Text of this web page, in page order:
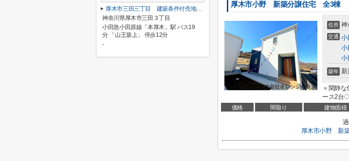
厚木市小野 新築分譲住宅 全3棟
住所 神
交通 小
小
小
築年 新
＝閑静
ース2台
価格 間取り 建物面積
厚木市小野 新
厚木市三田三丁目 建築条件付売地 全1区画
神奈川県厚木市三田３丁目
小田急小田原線「本厚木」駅 バス19
分 「山王坂上」 停歩12分
-